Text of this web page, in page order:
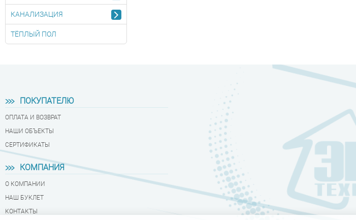
КАНАЛИЗАЦИЯ
ТЁПЛЫЙ ПОЛ
ПОКУПАТЕЛЮ
ОПЛАТА И ВОЗВРАТ
НАШИ ОБЪЕКТЫ
СЕРТИФИКАТЫ
КОМПАНИЯ
О КОМПАНИИ
НАШ БУКЛЕТ
КОНТАКТЫ